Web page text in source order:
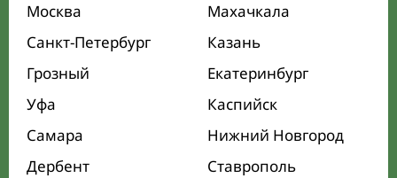
Москва
Махачкала
Санкт-Петербург
Казань
Грозный
Екатеринбург
Уфа
Каспийск
Самара
Нижний Новгород
Дербент
Ставрополь